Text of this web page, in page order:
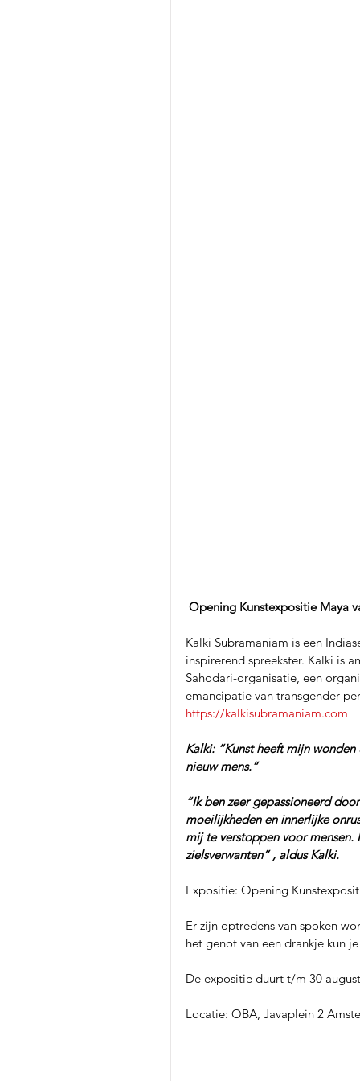
Opening Kunstexpositie Maya
Kalki Subramaniam is een
inspirerend spreekster. Kalki is
Sahodari-organisatie, een
emancipatie van transgender
https://kalkisubramaniam.com
Kalki: “Kunst heeft mijn
nieuw mens.”
“Ik ben zeer gepassioneerd
moeilijkheden en innerlijke
mij te verstoppen voor
zielsverwanten” , aldus Kalki.
Expositie: Opening
Er zijn optredens van spoken
het genot van een drankje kun
De expositie duurt t/m 30
Locatie: OBA, Javaplein 2